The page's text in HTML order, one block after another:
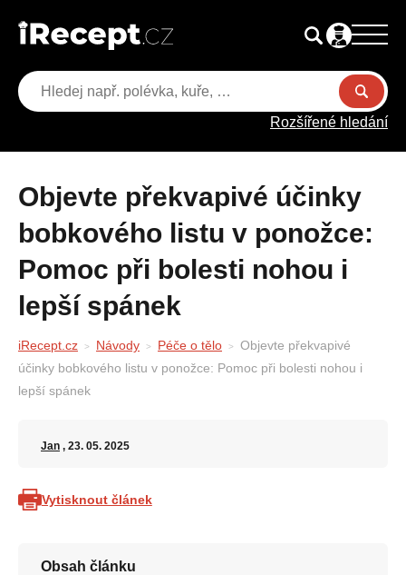
Rozšířené hledání
Objevte překvapivé účinky
bobkového listu v ponožce:
Pomoc při bolesti nohou i
lepší spánek
iRecept.cz Návody Péče o tělo
Objevte překvapivé
účinky bobkového listu v ponožce: Pomoc při bolesti nohou i
lepší spánek
Jan , 23. 05. 2025
Vytisknout článek
Obsah článku